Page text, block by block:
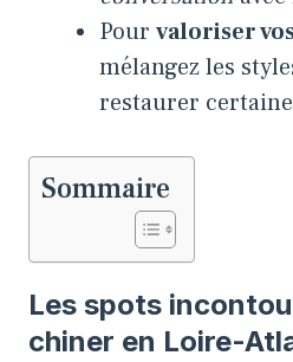
Pour valoriser
mélangez les
restaurer
Sommaire
Les spots
chiner en Loire-